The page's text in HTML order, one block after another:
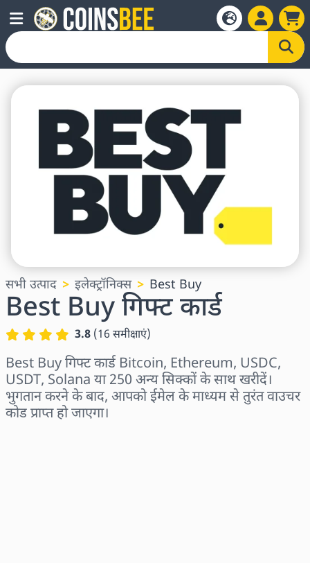
सभी उत्पाद इलेक्ट्रॉनिक्स Best Buy
Best Buy गिफ्ट कार्ड
3.8 (16 समीक्षाएं)
Best Buy गिफ्ट कार्ड Bitcoin, Ethereum, USDC,
USDT, Solana या 250 अन्य सिक्कों के साथ खरीदें।
भुगतान करने के बाद, आपको ईमेल के माध्यम से तुरंत वाउचर
कोड प्राप्त हो जाएगा।